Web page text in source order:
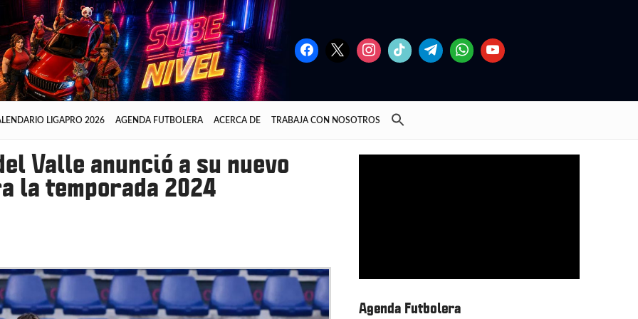
LIGAPRO 2026 AGENDA FUTBOLERA ACERCA DE TRABAJA CON NOSOTROS
Valle anunció a su nuevo
la temporada 2024
Agenda Futbolera